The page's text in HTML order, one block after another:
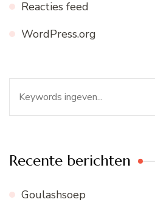
Reacties feed
WordPress.org
naar:
Recente berichten
Goulashsoep